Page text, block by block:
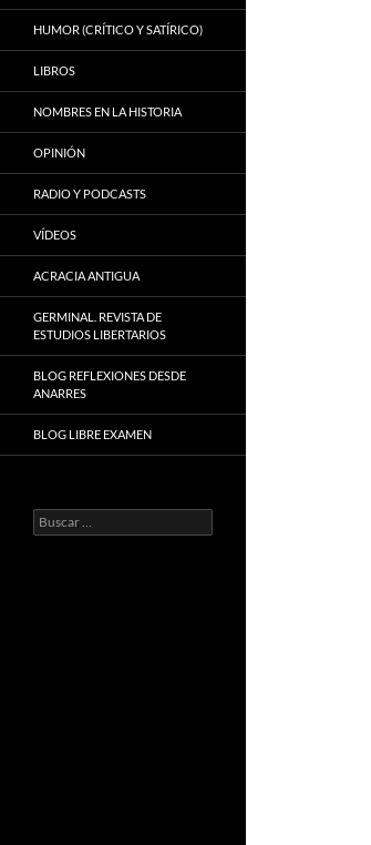
HUMOR (CRÍTICO Y SATÍRICO)
LIBROS
NOMBRES EN LA HISTORIA
OPINIÓN
RADIO Y PODCASTS
VÍDEOS
ACRACIA ANTIGUA
GERMINAL. REVISTA DE
ESTUDIOS LIBERTARIOS
BLOG REFLEXIONES DESDE
ANARRES
BLOG LIBRE EXAMEN
Buscar: